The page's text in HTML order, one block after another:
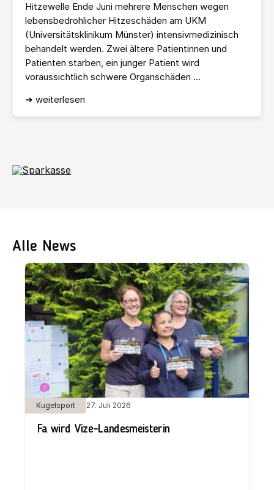
Hitzewelle Ende Juni mehrere Menschen wegen
lebensbedrohlicher Hitzeschäden am UKM
(Universitätsklinikum Münster) intensivmedizinisch
behandelt werden. Zwei ältere Patientinnen und
Patienten starben, ein junger Patient wird
voraussichtlich schwere Organschäden ...
➜ weiterlesen
Alle News
Kugelsport 27. Juli 2026
Fa wird Vize-Landesmeisterin